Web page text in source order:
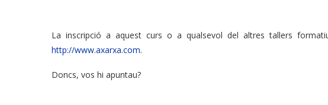
La inscripció a aquest curs o a qualsevol del altres tallers
http://www.axarxa.com.
Doncs, vos hi apuntau?